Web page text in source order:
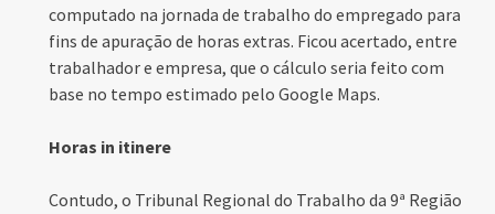
computado na jornada de trabalho do empregado para
fins de apuração de horas extras. Ficou acertado, entre
trabalhador e empresa, que o cálculo seria feito com
base no tempo estimado pelo Google Maps.
Horas in itinere
Contudo, o Tribunal Regional do Trabalho da 9ª Região